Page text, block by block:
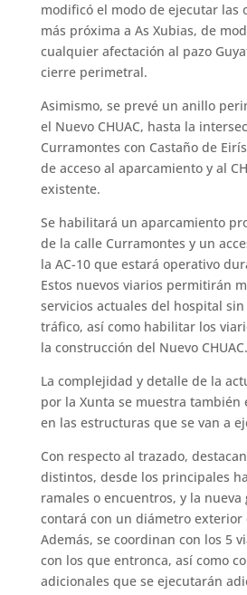
modificó el modo de ejecutar las
más próxima a As Xubias, de
cualquier afectación al pazo
cierre perimetral.
Asimismo, se prevé un anillo
el Nuevo CHUAC, hasta la
Curramontes con Castaño de
de acceso al aparcamiento y al
existente.
Se habilitará un aparcamiento
de la calle Curramontes y un
la AC-10 que estará operativo
Estos nuevos viarios permitirán
servicios actuales del hospital
tráfico, así como habilitar los
la construcción del Nuevo CHUAC.
La complejidad y detalle de la
por la Xunta se muestra también
en las estructuras que se van a
Con respecto al trazado,
distintos, desde los principales
ramales o encuentros, y la
contará con un diámetro exterior
Además, se coordinan con los 5
con los que entronca, así como
adicionales que se ejecutarán